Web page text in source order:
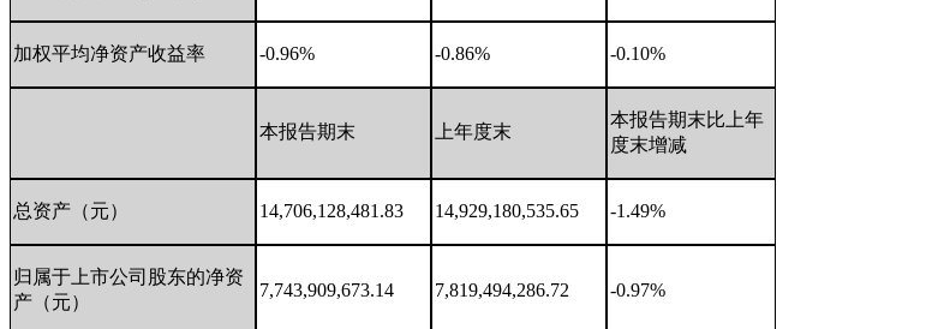
加权平均净资产收益率 -0.96% -0.86% -0.10%
本报告期末 上年度末
本报告期末比上年
度末增减
总资产（元） 14,706,128,481.83 14,929,180,535.65 -1.49%
归属于上市公司股东的净资
产（元）
7,743,909,673.14 7,819,494,286.72 -0.97%